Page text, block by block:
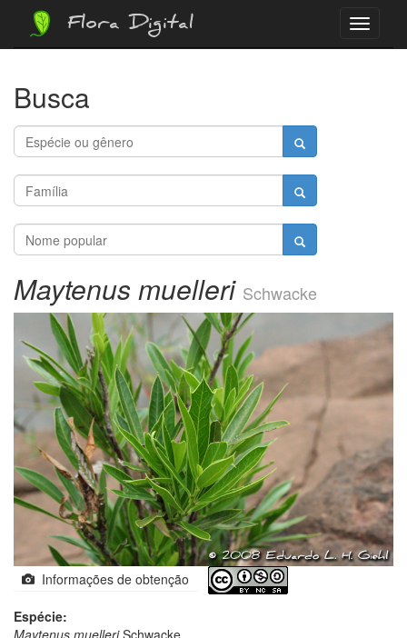
Menu
Flora Digital
Busca
Maytenus muelleri Schwacke
Informações de obtenção
Espécie:
Maytenus muelleriSchwacke